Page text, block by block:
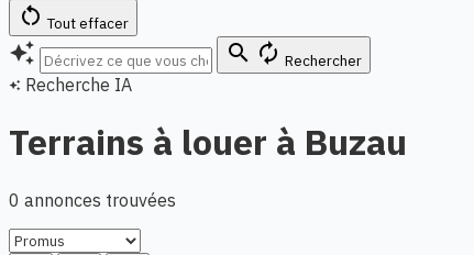
restart_alt Tout effacer
auto_awesome search autorenew Rechercher
auto_awesome Recherche IA
Terrains à louer à Buzau
0 annonces trouvées